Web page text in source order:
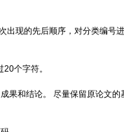
现的先后顺序，对分类编号进
个字符。
果和结论。 尽量保留原论文